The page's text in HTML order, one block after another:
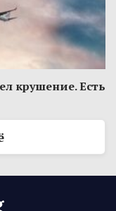
крушение. Есть